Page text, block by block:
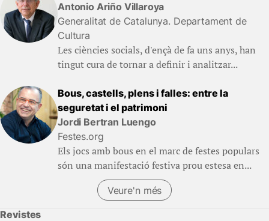
Antonio Ariño Villaroya
Generalitat de Catalunya. Departament de
Cultura
Les ciències socials, d'ençà de fa uns anys, han
tingut cura de tornar a definir i analitzar...
Bous, castells, plens i falles: entre la
seguretat i el patrimoni
Jordi Bertran Luengo
Festes.org
Els jocs amb bous en el marc de festes populars
són una manifestació festiva prou estesa en...
Veure'n més
Revistes